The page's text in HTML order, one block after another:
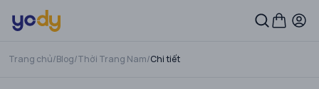
Trang chủ/Blog/Thời Trang Nam/Chi tiết